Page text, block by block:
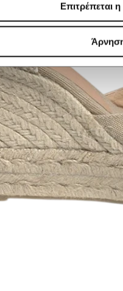
Επιτρέπεται